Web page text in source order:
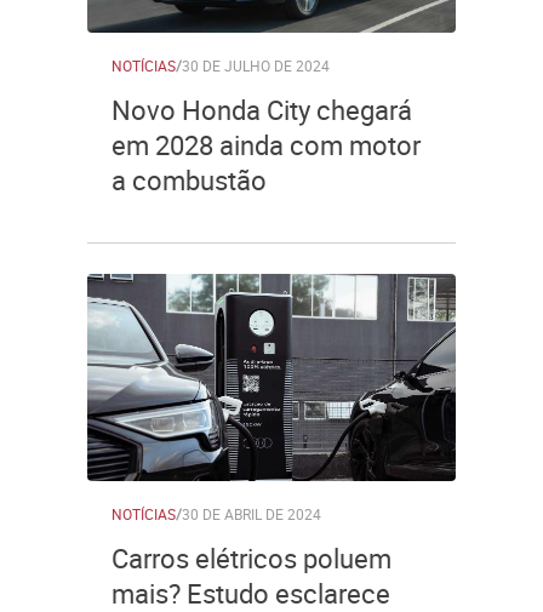
NOTÍCIAS/30 DE JULHO DE 2024
Novo Honda City chegará
em 2028 ainda com motor
a combustão
NOTÍCIAS/30 DE ABRIL DE 2024
Carros elétricos poluem
mais? Estudo esclarece